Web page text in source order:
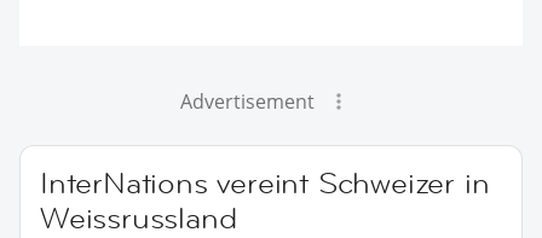
Advertisement
InterNations vereint Schweizer in
Weissrussland